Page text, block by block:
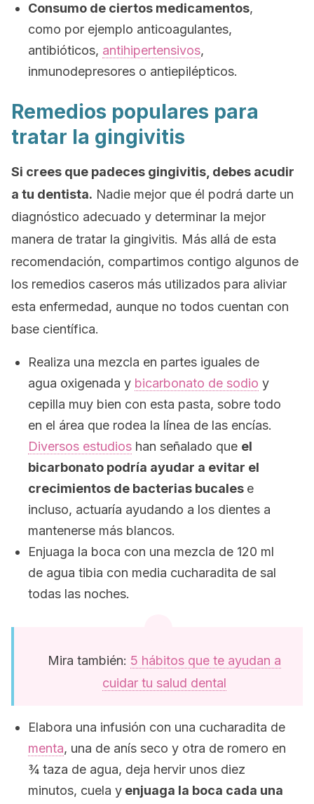
Consumo de ciertos medicamentos,
como por ejemplo anticoagulantes,
antibióticos, antihipertensivos,
inmunodepresores o antiepilépticos.
Remedios populares para
tratar la gingivitis
Si crees que padeces gingivitis, debes acudir
a tu dentista. Nadie mejor que él podrá darte un
diagnóstico adecuado y determinar la mejor
manera de tratar la gingivitis. Más allá de esta
recomendación, compartimos contigo algunos de
los remedios caseros más utilizados para aliviar
esta enfermedad, aunque no todos cuentan con
base científica.
Realiza una mezcla en partes iguales de
agua oxigenada y bicarbonato de sodio y
cepilla muy bien con esta pasta, sobre todo
en el área que rodea la línea de las encías.
Diversos estudios han señalado que el
bicarbonato podría ayudar a evitar el
crecimientos de bacterias bucales e
incluso, actuaría ayudando a los dientes a
mantenerse más blancos.
Enjuaga la boca con una mezcla de 120 ml
de agua tibia con media cucharadita de sal
todas las noches.
Mira también: 5 hábitos que te ayudan a
cuidar tu salud dental
Elabora una infusión con una cucharadita de
menta, una de anís seco y otra de romero en
¾ taza de agua, deja hervir unos diez
minutos, cuela y enjuaga la boca cada una